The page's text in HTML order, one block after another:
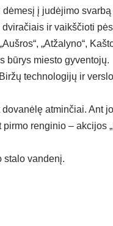
į judėjimo
ir vaikščioti
„Atžalyno“,
būrys miesto gyventojų.
technologijų ir
atminčiai. Ant
renginio – akcijos
stalo vandenį.